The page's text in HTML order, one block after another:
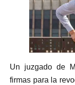
Un juzgado de
firmas para la